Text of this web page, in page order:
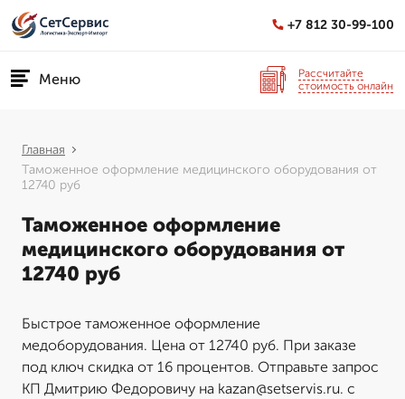
+7 812 30-99-100
Меню
Рассчитайте
стоимость онлайн
Главная
Таможенное оформление медицинского оборудования от
12740 руб
Таможенное оформление
медицинского оборудования от
12740 руб
Быстрое таможенное оформление
медоборудования. Цена от 12740 руб. При заказе
под ключ скидка от 16 процентов. Отправьте запрос
КП Дмитрию Федоровичу на kazan@setservis.ru. с